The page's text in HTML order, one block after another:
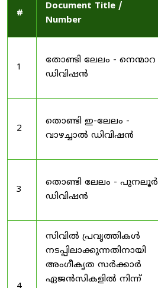
#
Document Title /
Number
1
തോണ്ടി ലേലം - നെന്മാറ
ഡിവിഷൻ
2
തൊണ്ടി ഇ-ലേലം -
വാഴച്ചാൽ ഡിവിഷൻ
3
തൊണ്ടി ലേലം - പുനലൂർ
ഡിവിഷൻ
സിവിൽ പ്രവൃത്തികൾ
നടപ്പിലാക്കുന്നതിനായി
അംഗീകൃത സർക്കാർ
ഏജൻസികളിൽ നിന്ന്